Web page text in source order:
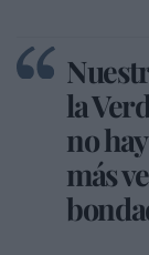
la
no
más